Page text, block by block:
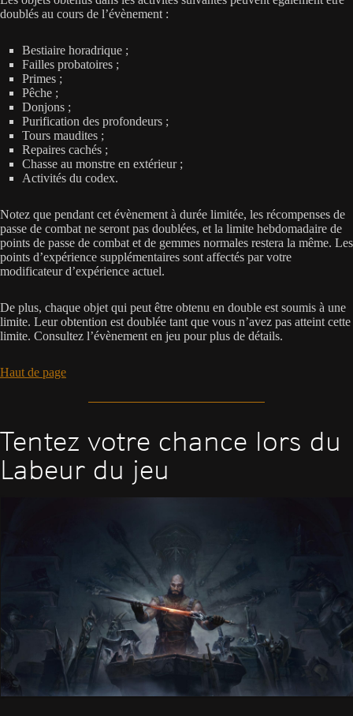
doublés au cours de l’évènement :
Bestiaire horadrique ;
Failles probatoires ;
Primes ;
Pêche ;
Donjons ;
Purification des profondeurs ;
Tours maudites ;
Repaires cachés ;
Chasse au monstre en extérieur ;
Activités du codex.
Notez que pendant cet évènement à durée limitée, les récompenses de
passe de combat ne seront pas doublées, et la limite hebdomadaire de
points de passe de combat et de gemmes normales restera la même. Les
points d’expérience supplémentaires sont affectés par votre
modificateur d’expérience actuel.
De plus, chaque objet qui peut être obtenu en double est soumis à une
limite. Leur obtention est doublée tant que vous n’avez pas atteint cette
limite. Consultez l’évènement en jeu pour plus de détails.
Haut de page
Tentez votre chance lors du
Labeur du jeu